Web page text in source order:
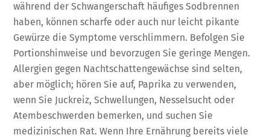
während der Schwangerschaft häufiges Sodbrennen
haben, können scharfe oder auch nur leicht pikante
Gewürze die Symptome verschlimmern. Befolgen Sie
Portionshinweise und bevorzugen Sie geringe Mengen.
Allergien gegen Nachtschattengewächse sind selten,
aber möglich; hören Sie auf, Paprika zu verwenden,
wenn Sie Juckreiz, Schwellungen, Nesselsucht oder
Atembeschwerden bemerken, und suchen Sie
medizinischen Rat. Wenn Ihre Ernährung bereits viele